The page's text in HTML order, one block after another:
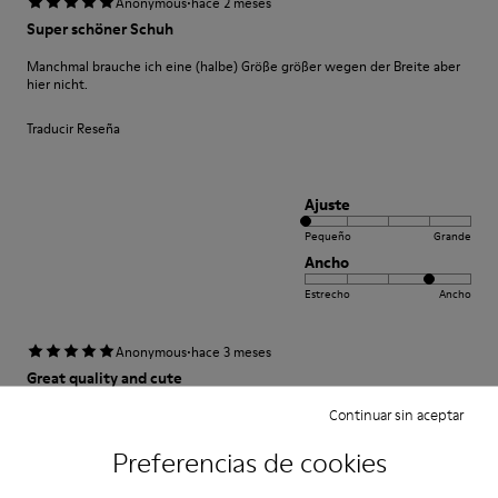
Preferencias de cookies
Continuar sin aceptar
Super schöner Schuh
Manchmal brauche ich eine (halbe) Größe größer wegen der Breite aber
hier nicht.
Traducir Reseña
Ajuste
Pequeño Grande
Ancho
Estrecho Ancho
Anonymous·hace 3 meses
Great quality and cute
Traducir Reseña